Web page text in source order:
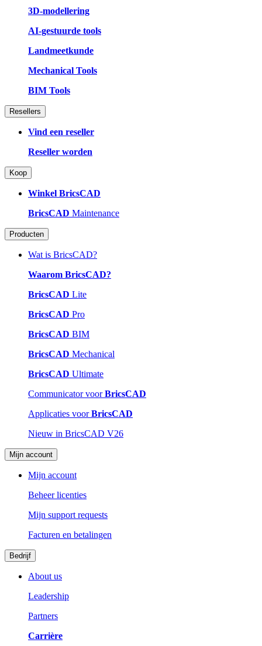
3D-modellering
AI-gestuurde tools
Landmeetkunde
Mechanical Tools
BIM Tools
Resellers
Vind een reseller
Reseller worden
Koop
Winkel BricsCAD
BricsCAD Maintenance
Producten
Wat is BricsCAD?
Waarom BricsCAD?
BricsCAD Lite
BricsCAD Pro
BricsCAD BIM
BricsCAD Mechanical
BricsCAD Ultimate
Communicator voorBricsCAD
Applicaties voorBricsCAD
Nieuw in BricsCAD V26
Mijn account
Mijn account
Beheer licenties
Mijn support requests
Facturen en betalingen
Bedrijf
About us
Leadership
Partners
Carrière